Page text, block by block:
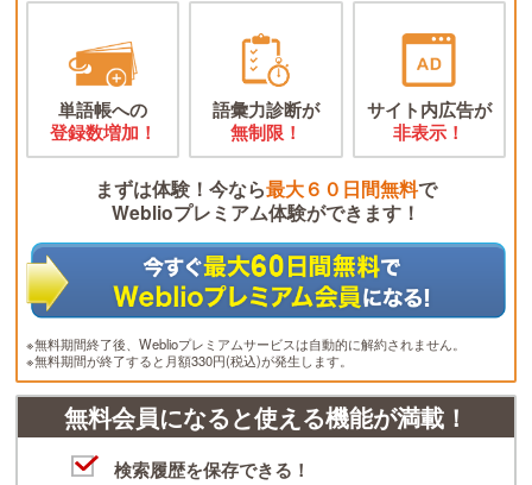
単語帳への
登録数増加！
語彙力診断が
無制限！
サイト内広告が
非表示！
まずは体験！今なら最大６０日間無料で
Weblioプレミアム体験ができます！
※無料期間終了後、Weblioプレミアムサービスは自動的に解約されません。
※無料期間が終了すると月額330円(税込)が発生します。
無料会員になると使える機能が満載！
検索履歴を保存できる！